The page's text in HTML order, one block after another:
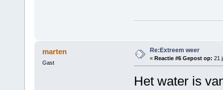
marten
Gast
Re:Extreem weer
« Reactie #6 Gepost op: 21
Het water is